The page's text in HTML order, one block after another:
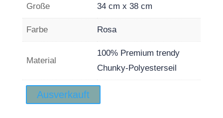
Große 34 cm x 38 cm
Farbe Rosa
Material
100% Premium trendy
Chunky-Polyesterseil
Ausverkauft